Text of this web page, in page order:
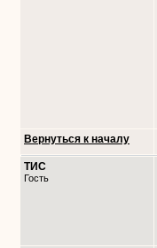
Вернуться к началу
ТИС
Гость